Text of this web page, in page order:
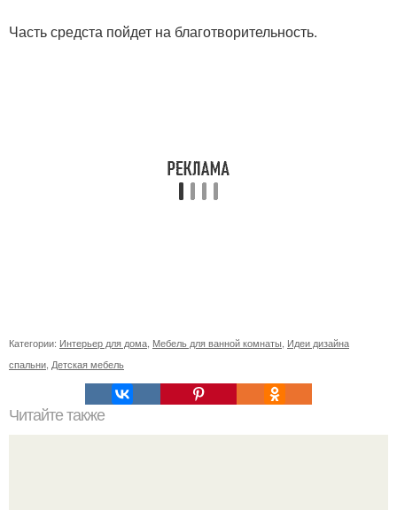
Часть средста пойдет на благотворительность.
Категории: Интерьер для дома Мебель для ванной комнаты Идеи дизайна
спальни Детская мебель
Читайте также